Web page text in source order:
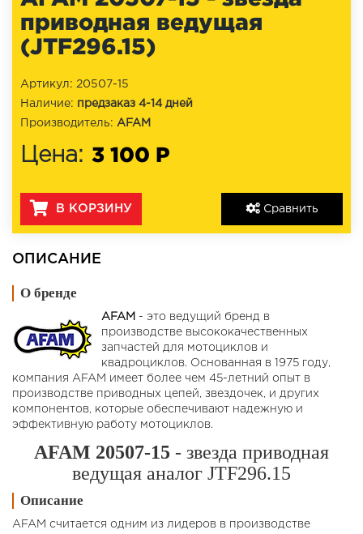
приводная ведущая
(JTF296.15)
Сравнить
Артикул: 20507-15
Наличие: предзаказ 4-14 дней
Производитель: AFAM
Цена: 3 100 Р
В КОРЗИНУ
ОПИСАНИЕ
О бренде
AFAM - это ведущий бренд в
производстве высококачественных
запчастей для мотоциклов и
квадроциклов. Основанная в 1975 году,
компания AFAM имеет более чем 45-летний опыт в
производстве приводных цепей, звездочек, и других
компонентов, которые обеспечивают надежную и
эффективную работу мотоциклов.
AFAM 20507-15 - звезда приводная
ведущая аналог JTF296.15
Описание
AFAM считается одним из лидеров в производстве